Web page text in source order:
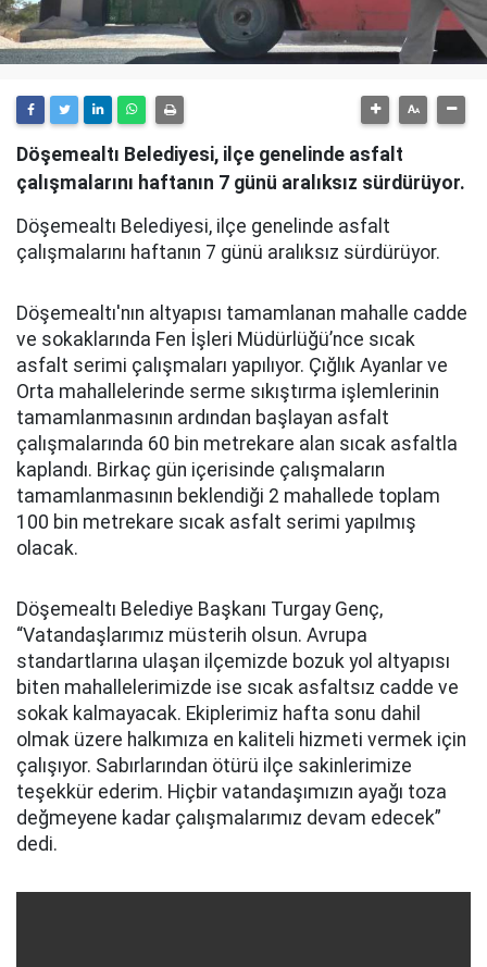
Döşemealtı Belediyesi, ilçe genelinde asfalt
çalışmalarını haftanın 7 günü aralıksız sürdürüyor.
Döşemealtı Belediyesi, ilçe genelinde asfalt
çalışmalarını haftanın 7 günü aralıksız sürdürüyor.
Döşemealtı'nın altyapısı tamamlanan mahalle cadde
ve sokaklarında Fen İşleri Müdürlüğü’nce sıcak
asfalt serimi çalışmaları yapılıyor. Çığlık Ayanlar ve
Orta mahallelerinde serme sıkıştırma işlemlerinin
tamamlanmasının ardından başlayan asfalt
çalışmalarında 60 bin metrekare alan sıcak asfaltla
kaplandı. Birkaç gün içerisinde çalışmaların
tamamlanmasının beklendiği 2 mahallede toplam
100 bin metrekare sıcak asfalt serimi yapılmış
olacak.
Döşemealtı Belediye Başkanı Turgay Genç,
“Vatandaşlarımız müsterih olsun. Avrupa
standartlarına ulaşan ilçemizde bozuk yol altyapısı
biten mahallelerimizde ise sıcak asfaltsız cadde ve
sokak kalmayacak. Ekiplerimiz hafta sonu dahil
olmak üzere halkımıza en kaliteli hizmeti vermek için
çalışıyor. Sabırlarından ötürü ilçe sakinlerimize
teşekkür ederim. Hiçbir vatandaşımızın ayağı toza
değmeyene kadar çalışmalarımız devam edecek”
dedi.